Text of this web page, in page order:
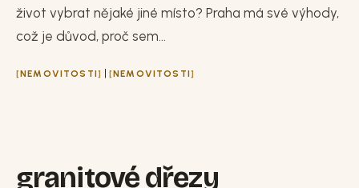
život vybrat nějaké jiné místo? Praha má své výhody,
což je důvod, proč sem...
NEMOVITOSTI | NEMOVITOSTI
granitové dřezy